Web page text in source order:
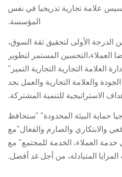
علامة تجارية تدريجيا في نفس
المؤسسة.
الدرجة الأولى لتحقيق ثقة السوق،
العملاء،التحسين المستمر لتطوير
العلامة التجارية التجارية التميز"
والعلامة التجارية والعمل بجد
الاستراتيجية للتنمية المشتركة.
حماية البيئة المحدودة" "ستحافظ
والابتكاري والصارم والفعال"مع
العملاء، الخدمة للمجتمع" مع
المزايا المتبادلة، من أجل غد أفضل.